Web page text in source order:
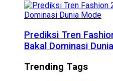
Prediksi Tren
Bakal Dominasi
Trending Tags